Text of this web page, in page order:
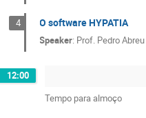
4 O software HYPATIA
Speaker: Prof. Pedro Abreu
12:00
Tempo para almoço